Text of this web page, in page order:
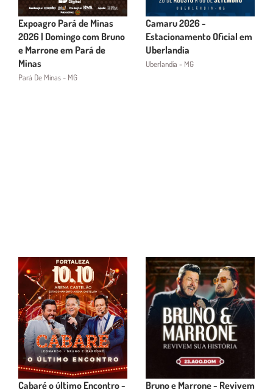
Expoagro Pará de Minas
2026 | Domingo com Bruno
e Marrone em Pará de
Minas
Pará De Minas - MG
Camaru 2026 -
Estacionamento Oficial em
Uberlandia
Uberlandia - MG
Cabaré o último Encontro -
Bruno e Marrone - Revivem